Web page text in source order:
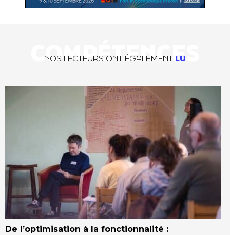
COMPÉTENCES
NOS LECTEURS ONT ÉGALEMENT LU
De l’optimisation à la fonctionnalité :